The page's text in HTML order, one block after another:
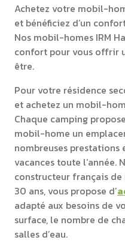
Achetez votre mobil-
et bénéficiez d’un
Nos mobil-homes IRM
confort pour vous offrir
être.
Pour votre résidence
et achetez un mobil-
Chaque camping
mobil-home un
nombreuses prestations
vacances toute l’année.
constructeur français
30 ans, vous propose d’
adapté aux besoins de
surface, le nombre de
salles d’eau.